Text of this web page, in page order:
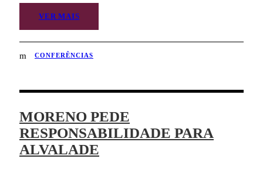
VER MAIS
CONFERÊNCIAS
MORENO PEDE
RESPONSABILIDADE PARA
ALVALADE